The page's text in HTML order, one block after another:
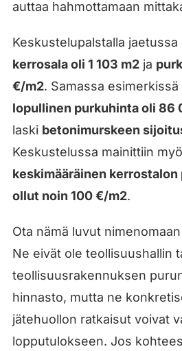
auttaa hahmottamaan
Keskustelupalstalla
kerrosala oli 1 103 m2ja
€/m2. Samassa
lopullinen purkuhinta oli 86
laski betonimurskeen
Keskustelussa mainittiin
keskimääräinen
ollut noin 100 €/m2.
Ota nämä luvut
Ne eivät ole teollisuushallin
teollisuusrakennuksen
hinnasto, mutta ne
jätehuollon ratkaisut voivat
lopputulokseen. Jos